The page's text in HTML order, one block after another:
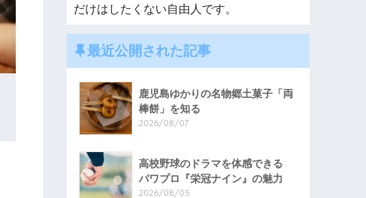
だけはしたくない自由人です。
最近公開された記事
鹿児島ゆかりの名物郷土菓子「両
棒餅」を知る
2026/08/07
高校野球のドラマを体感できる
パワプロ『栄冠ナイン』の魅力
2026/08/05